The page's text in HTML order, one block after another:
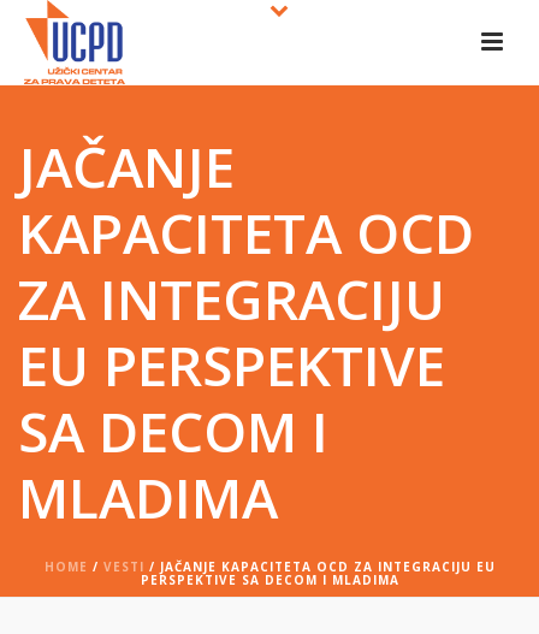
JAČANJE
KAPACITETA OCD
ZA INTEGRACIJU
EU PERSPEKTIVE
SA DECOM I
MLADIMA
HOME / VESTI / JAČANJE KAPACITETA OCD ZA INTEGRACIJU EU
PERSPEKTIVE SA DECOM I MLADIMA